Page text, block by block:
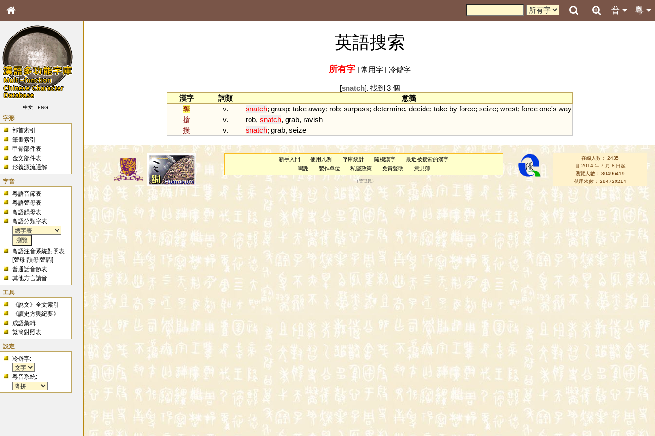
粵
普
中文 ENG
字形
部首索引
筆畫索引
甲骨部件表
金文部件表
形義源流通解
字音
粵語音節表
粵語聲母表
粵語韻母表
粵語分類字表:
粵語注音系統對照表
[聲母 |韻母 |聲調]
普通話音節表
其他方言讀音
工具
《說文》全文索引
《讀史方輿紀要》
成語彙輯
繁簡對照表
設定
冷僻字:
粵音系統:
英語搜索
所有字| 常用字| 冷僻字
[snatch], 找到 3 個
漢字
詞類
意義
奪
v. snatch; grasp; take away; rob; surpass; determine, decide; take by force; seize; wrest; force one's way
搶
v. rob, snatch, grab, ravish
攫
v. snatch; grab, seize
新手入門 使用凡例 字庫統計 隨機漢字
最近被搜索的漢字
鳴謝
製作單位 私隱政策 免責聲明 意見簿
（管理員 ）
在線人數： 2435
自 2014 年 7 月 8 日起
瀏覽人數： 80496419
使用次數： 294720214